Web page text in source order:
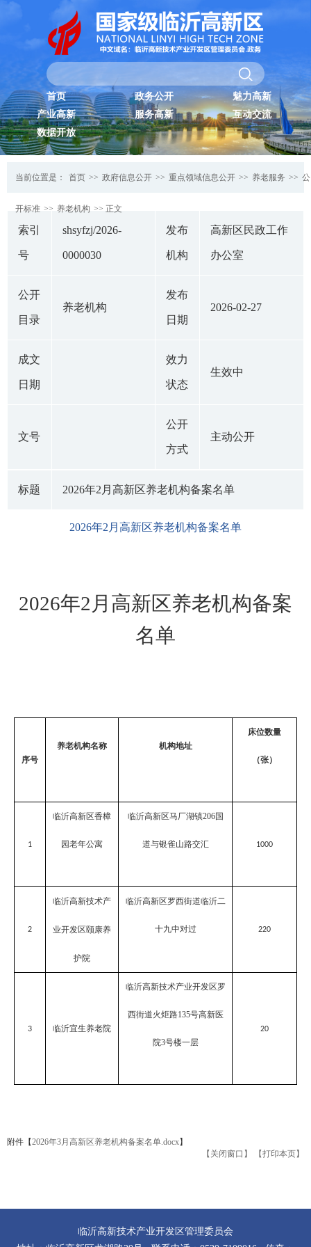
首页 政务公开
魅力高新
产业高新
服务高新
互动交流
数据开放
当前位置是： 首页 >> 政府信息公开 >> 重点领域信息公开 >> 养老服务 >> 公
开标准 >> 养老机构 >> 正文
索引
号
shsyfzj/2026-
0000030
发布
机构
高新区民政工作
办公室
公开
目录
养老机构
发布
日期
2026-02-27
成文
日期
效力
状态
生效中
文号
公开
方式
主动公开
标题 2026年2月高新区养老机构备案名单
2026年2月高新区养老机构备案名单
2026年2月高新区养老机构备案
名单
序号
养老机构名称 机构地址
床位数量
（张）
1
临沂高新区香樟
园老年公寓
临沂高新区马厂湖镇206国
道与银雀山路交汇 1000
2
临沂高新技术产
业开发区颐康养
护院
临沂高新区罗西街道临沂二
十九中对过 220
3 临沂宜生养老院
临沂高新技术产业开发区罗
西街道火炬路135号高新医
院3号楼一层
20
附件【2026年3月高新区养老机构备案名单.docx】
【关闭窗口】
【打印本页】
临沂高新技术产业开发区管理委员会